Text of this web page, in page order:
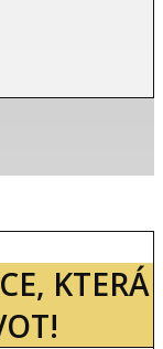
KTERÁ